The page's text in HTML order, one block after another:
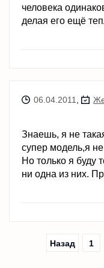
человека
делая его ещё
06.04.2011
Знаешь, я не
супер модель,я
Но только я буду
ни одна из них.
Назад 1